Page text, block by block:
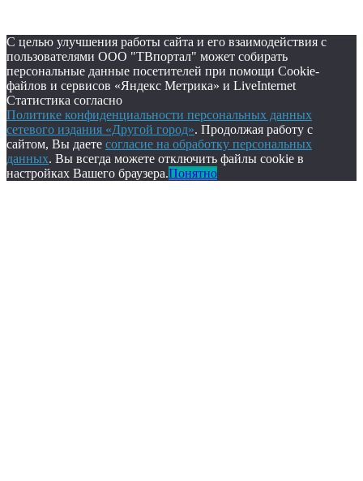
С целью улучшения работы сайта и его взаимодействия с
пользователями ООО "ТВпортал" может собирать
персональные данные посетителей при помощи Cookie-
файлов и сервисов «Яндекс Метрика» и LiveInternet
Статистика согласно
Политике конфиденциальности персональных данных
сетевого издания «Другой город». Продолжая работу с
сайтом, Вы даете согласие на обработку персональных
данных. Вы всегда можете отключить файлы cookie в
настройках Вашего браузера.Понятно